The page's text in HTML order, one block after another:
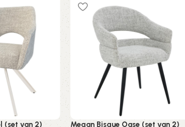
(set van 2) Megan Bisque Oase (set van 2)